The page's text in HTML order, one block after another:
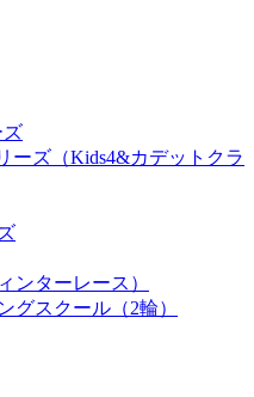
ズ
ーズ（Kids4&カデットクラ
ンターレース）
グスクール（2輪）